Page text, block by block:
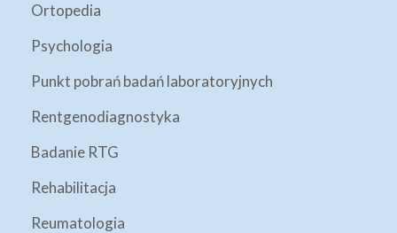
Ortopedia
Psychologia
Punkt pobrań badań laboratoryjnych
Rentgenodiagnostyka
Badanie RTG
Rehabilitacja
Reumatologia